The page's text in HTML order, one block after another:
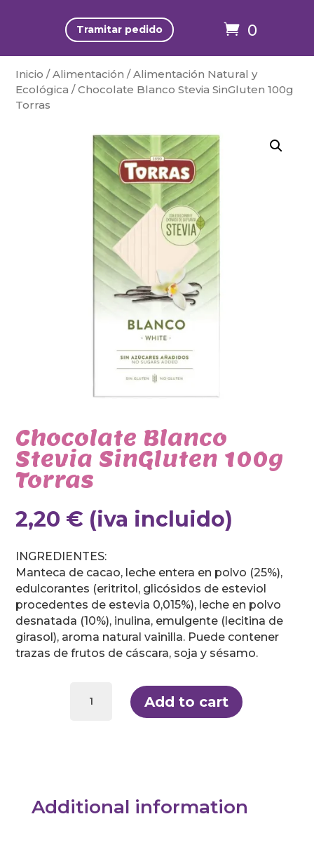
Tramitar pedido 0
Inicio /Alimentación /Alimentación Natural y
Ecológica / Chocolate Blanco Stevia SinGluten 100g
Torras
Chocolate Blanco
Stevia SinGluten 100g
Torras
2,20 € (iva incluido)
INGREDIENTES:
Manteca de cacao, leche entera en polvo (25%),
edulcorantes (eritritol, glicósidos de esteviol
procedentes de estevia 0,015%), leche en polvo
desnatada (10%), inulina, emulgente (lecitina de
girasol), aroma natural vainilla. Puede contener
trazas de frutos de cáscara, soja y sésamo.
Blanco
Add to cart
Additional information